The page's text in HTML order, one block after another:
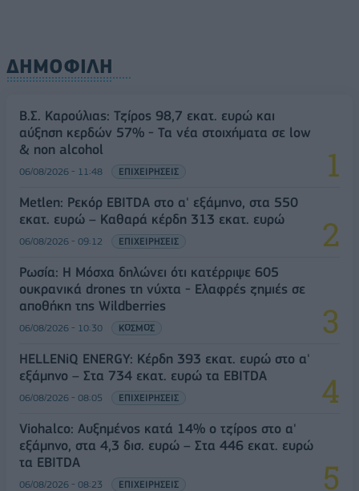
ΔΗΜΟΦΙΛΗ
Β.Σ. Καρούλιας: Τζίρος 98,7 εκατ. ευρώ και
αύξηση κερδών 57% - Τα νέα στοιχήματα σε low
& non alcohol
06/08/2026 - 11:48 ΕΠΙΧΕΙΡΗΣΕΙΣ
Metlen: Ρεκόρ EBITDA στο α' εξάμηνο, στα 550
εκατ. ευρώ – Καθαρά κέρδη 313 εκατ. ευρώ
06/08/2026 - 09:12 ΕΠΙΧΕΙΡΗΣΕΙΣ
Ρωσία: Η Μόσχα δηλώνει ότι κατέρριψε 605
ουκρανικά drones τη νύχτα - Ελαφρές ζημιές σε
αποθήκη της Wildberries
06/08/2026 - 10:30 ΚΟΣΜΟΣ
HELLENiQ ENERGY: Κέρδη 393 εκατ. ευρώ στο α'
εξάμηνο – Στα 734 εκατ. ευρώ τα EBITDA
06/08/2026 - 08:05 ΕΠΙΧΕΙΡΗΣΕΙΣ
Viohalco: Αυξημένος κατά 14% ο τζίρος στο α'
εξάμηνο, στα 4,3 δισ. ευρώ – Στα 446 εκατ. ευρώ
τα EBITDA
06/08/2026 - 08:23 ΕΠΙΧΕΙΡΗΣΕΙΣ